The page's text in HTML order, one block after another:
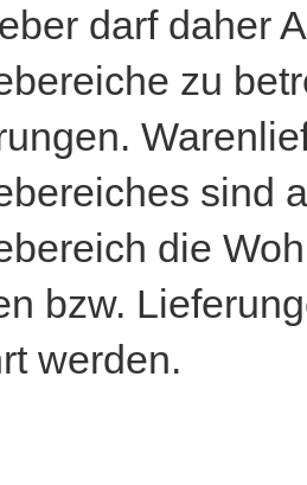
darf daher
zu
sind
die
bzw.
werden.